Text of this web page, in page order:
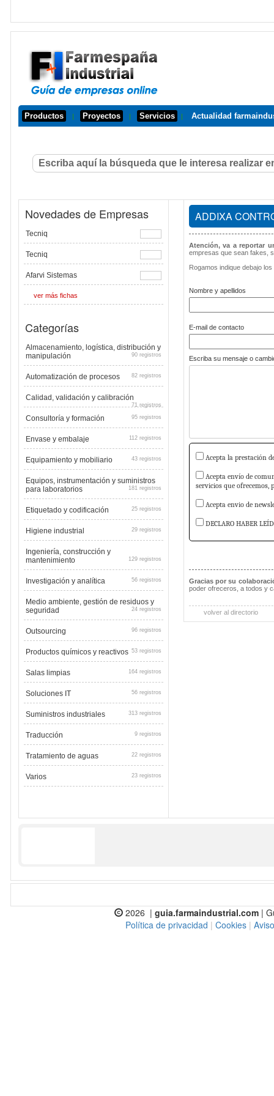
Productos | Proyectos | Servicios | Actualidad
Novedades de Empresas
Tecniq
Tecniq
Afarvi Sistemas
ver más fichas
Categorías
Almacenamiento, logística, distribución y
manipulación
90 registros
Automatización de procesos 82 registros
Calidad, validación y calibración
71 registros
Consultoría y formación 95 registros
Envase y embalaje 112 registros
Equipamiento y mobiliario 43 registros
Equipos, instrumentación y suministros
para laboratorios
181 registros
Etiquetado y codificación 25 registros
Higiene industrial 29 registros
Ingeniería, construcción y
mantenimiento
129 registros
Investigación y analítica 56 registros
Medio ambiente, gestión de residuos y
seguridad
24 registros
Outsourcing 96 registros
Productos químicos y reactivos 53 registros
Salas limpias 164 registros
Soluciones IT 56 registros
Suministros industriales 313 registros
Traducción 9 registros
Tratamiento de aguas 22 registros
Varios 23 registros
ADDIXA
Atención, va a reportar
empresas que sean fakes,
Rogamos indique debajo
Nombre y apellidos
E-mail de contacto
Escriba su mensaje o
Acepta la prestación
Acepta envío de
servicios que ofrecemos,
Acepta envio de
DECLARO HABER
Gracias por su
poder ofreceros, a todos y
volver al directorio
2026 | guia.farmaindustrial.com |
Política de privacidad | Cookies |